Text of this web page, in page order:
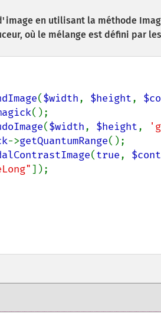
en utilisant la méthode
où le mélange est défini par
($width, $height,
();
($width, $height,
->getQuantumRange();
(true,
]);